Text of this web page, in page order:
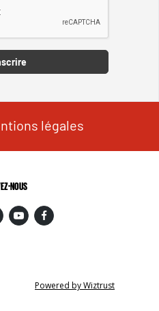
légales
NOUS
Powered by Wiztrust